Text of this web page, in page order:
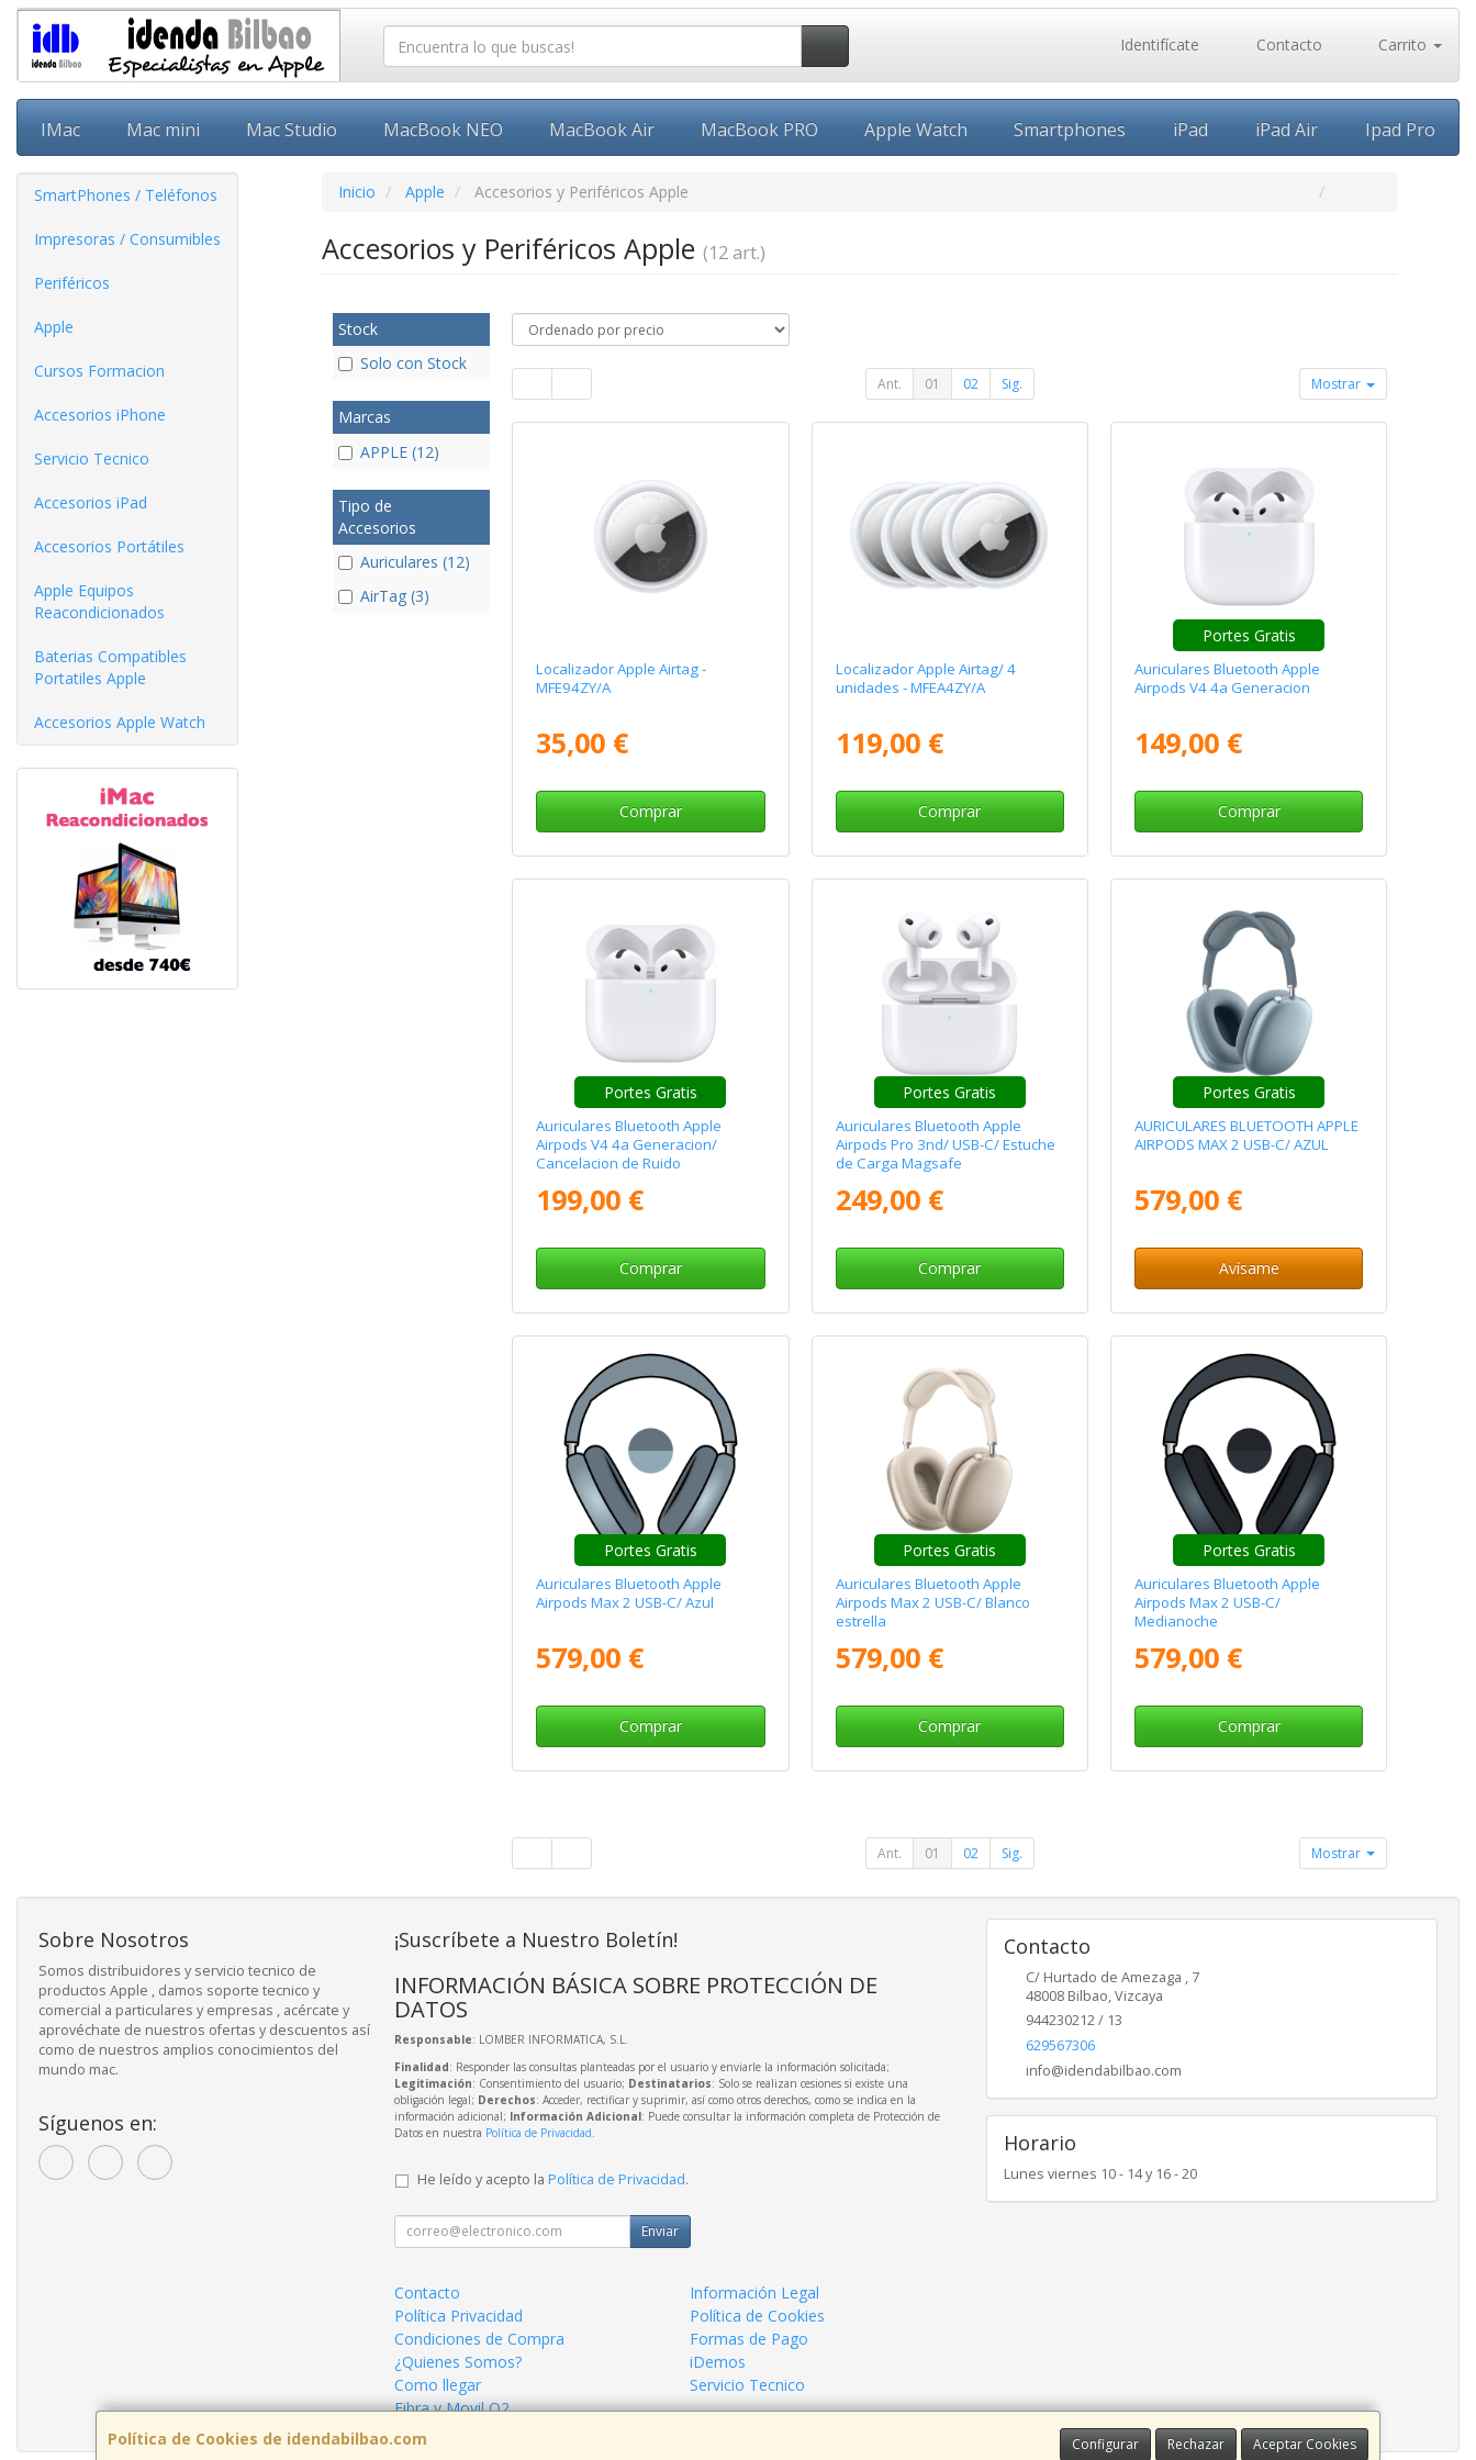
Identifícate Contacto Carrito
IMac Mac mini Mac Studio MacBook NEO MacBook Air MacBook PRO Apple Watch Smartphones iPad iPad Air Ipad Pro
SmartPhones / Teléfonos
Impresoras / Consumibles
Periféricos
Apple
Cursos Formacion
Accesorios iPhone
Servicio Tecnico
Accesorios iPad
Accesorios Portátiles
Apple Equipos
Reacondicionados
Baterias Compatibles
Portatiles Apple
Accesorios Apple Watch
Inicio Apple Accesorios y Periféricos Apple
Accesorios y Periféricos Apple (12 art.)
Stock
Solo con Stock
Marcas
APPLE (12)
Tipo de
Accesorios
Auriculares (12)
AirTag (3)
Ant. 01 02 Sig. Mostrar
Localizador Apple Airtag -
MFE94ZY/A
35,00 €
Comprar
Localizador Apple Airtag/ 4
unidades - MFEA4ZY/A
119,00 €
Comprar
Portes Gratis
Auriculares Bluetooth Apple
Airpods V4 4a Generacion
149,00 €
Comprar
Portes Gratis
Auriculares Bluetooth Apple
Airpods V4 4a Generacion/
Cancelacion de Ruido
199,00 €
Comprar
Portes Gratis
Auriculares Bluetooth Apple
Airpods Pro 3nd/ USB-C/ Estuche
de Carga Magsafe
249,00 €
Comprar
Portes Gratis
AURICULARES BLUETOOTH APPLE
AIRPODS MAX 2 USB-C/ AZUL
579,00 €
Avísame
Portes Gratis
Auriculares Bluetooth Apple
Airpods Max 2 USB-C/ Azul
579,00 €
Comprar
Portes Gratis
Auriculares Bluetooth Apple
Airpods Max 2 USB-C/ Blanco
estrella
579,00 €
Comprar
Portes Gratis
Auriculares Bluetooth Apple
Airpods Max 2 USB-C/
Medianoche
579,00 €
Comprar
Ant. 01 02 Sig. Mostrar
Política de Cookies de idendabilbao.com Configurar Rechazar Aceptar Cookies
Sobre Nosotros
Somos distribuidores y servicio tecnico de
productos Apple , damos soporte tecnico y
comercial a particulares y empresas , acércate y
aprovéchate de nuestros ofertas y descuentos así
como de nuestros amplios conocimientos del
mundo mac.
Síguenos en:
¡Suscríbete a Nuestro Boletín!
INFORMACIÓN BÁSICA SOBRE PROTECCIÓN DE
DATOS
Responsable: LOMBER INFORMATICA, S.L.
Finalidad: Responder las consultas planteadas por el usuario y enviarle la información solicitada;
Legitimación: Consentimiento del usuario; Destinatarios: Solo se realizan cesiones si existe una
obligación legal; Derechos: Acceder, rectificar y suprimir, así como otros derechos, como se indica en la
información adicional; Información Adicional: Puede consultar la información completa de Protección de
Datos en nuestra Política de Privacidad
He leído y acepto la Política de Privacidad.
Enviar
Contacto
Información Legal
Política Privacidad
Política de Cookies
Condiciones de Compra
Formas de Pago
¿Quienes Somos?
iDemos
Como llegar
Servicio Tecnico
Fibra y Movil O2
Contacto
C/ Hurtado de Amezaga , 7
48008 Bilbao,Vizcaya
944230212 / 13
629567306
info@idendabilbao.com
Horario
Lunes viernes 10 - 14 y 16 - 20